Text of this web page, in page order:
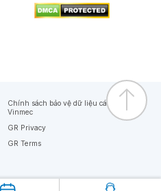
Chính sách bảo vệ dữ liệu cá nhân của
Vinmec
GR Privacy
GR Terms